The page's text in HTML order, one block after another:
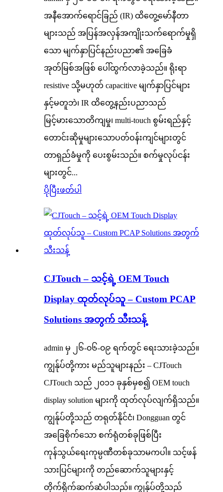
အနီအောက်ရောင်ခြည် (IR) ထိတွေ့မော်နီတာ
များသည် အပြန်အလှန်အကျိုးသက်ရောက်မှုရှိ
သော မျက်နှာပြင်နည်းပညာ၏ အခြေခံ
အုတ်မြစ်အဖြစ် ပေါ်ထွက်လာခဲ့သည်။ ရိုးရာ
resistive သို့မဟုတ် capacitive မျက်နှာပြင်များ
နှင့်မတူဘဲ၊ IR ထိတွေ့နည်းပညာသည်
မြင့်မားသောတိကျမှု၊ multi-touch စွမ်းရည်နှင့်
တောင်းဆိုမှုများသောပတ်ဝန်းကျင်များတွင်
တာရှည်ခံမှုကို ပေးစွမ်းသည်။ စက်မှုလုပ်ငန်း
များတွင်...
ပိုပြီးဖတ်ပါ
CJTouch – သင့်ရဲ့ OEM Touch
Display ထုတ်လုပ်သူ – Custom PCAP
Solutions အတွက် သီးသန့်
admin မှ ၂၆-၀၆-၀၉ ရက်တွင် ရေးသားခဲ့သည်။
ကျွန်ုပ်တို့ကား မည်သူများနည်း – CJTouch
CJTouch သည် ၂၀၁၁ ခုနှစ်မှစ၍ OEM touch
display solution များကို ထုတ်လုပ်လျက်ရှိသည်။
ကျွန်ုပ်တို့သည် တရုတ်နိုင်ငံ၊ Dongguan တွင်
အခြေစိုက်သော စက်ရုံတစ်ခုဖြစ်ပြီး
ကုန်သွယ်ရေးကုမ္ပဏီတစ်ခုသာမကပါ။ သင့်ဖန်
သားပြင်များကို တည်ဆောက်သူများနှင့်
တိုက်ရိုက်ဆက်ဆံပါသည်။ ကျွန်ုပ်တို့သည်